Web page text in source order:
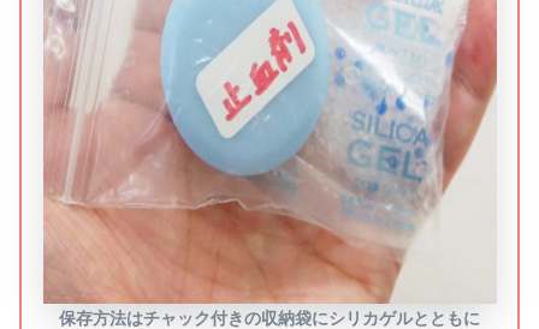
保存方法はチャック付きの収納袋にシリカゲルとともに